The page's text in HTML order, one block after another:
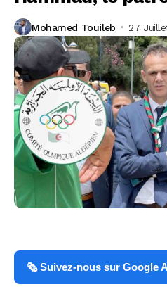
Mohamed Touileb 27
🗞️ Suivez-nous sur Google